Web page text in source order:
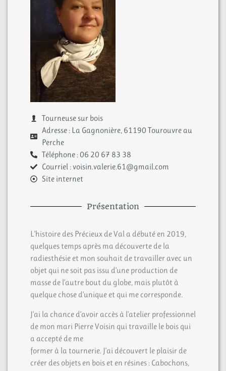
Tourneuse sur bois
Adresse : La Gagnonière, 61190 Tourouvre au
Perche
Téléphone : 06 20 67 83 38
Courriel : voisin.valerie.61@gmail.com
Site internet
Présentation
L’histoire des Précieux de Val a débuté en 2019,
quelques temps après ma découverte de la
radiesthésie et mon souhait de travailler avec un
objet qui ne soit pas issu d’une production de
masse de l’autre bout du globe, mais plutôt à
quelque chose d’unique et qui me corresponde.
J’ai la chance d’avoir accès à l’atelier professionnel
de mon mari Pierre Voisin qui travaille le bois qui
a accepté de me
former à la tournerie. J’ai découvert le plaisir de
créer des objets en bois et en résines : Cabochons,